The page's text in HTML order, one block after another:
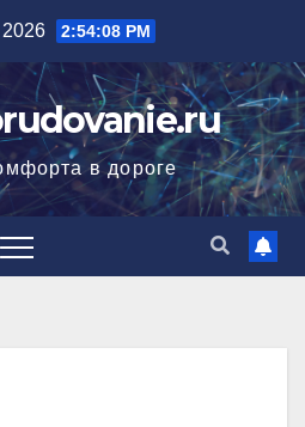
2026 2:54:09 PM
в дороге